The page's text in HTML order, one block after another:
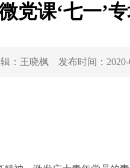
党课‘七一’
： 王晓枫 发布时间：